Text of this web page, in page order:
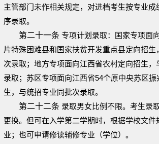
主管部门未作相关规定，对进档考生按专业成
序录取。
第二十一条 专项计划录取：国家专项面
片特殊困难县和国家扶贫开发重点县定向招生
次录取；地方专项面向江西省农村定向招生，
录取；苏区专项面向江西省54个原中央苏区振
生，与统招专业同批次录取。
第二十二条 录取男女比例不限。考生录
更换。但可在入学第二学期时，根据学校文件
业；也可申请修读辅修专业（学位）。